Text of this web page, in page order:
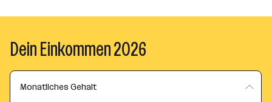
Dein Einkommen 2026
Monatliches Gehalt